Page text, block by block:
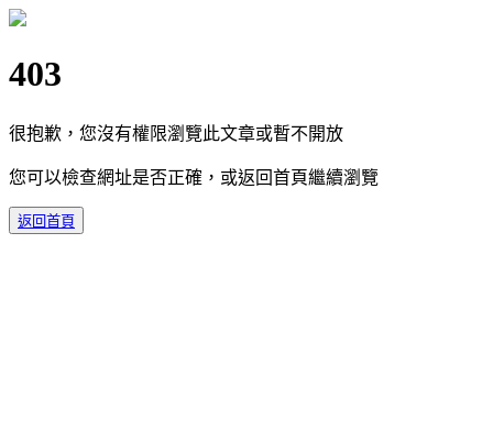
403
很抱歉，您沒有權限瀏覽此文章或暫不開放
您可以檢查網址是否正確，或返回首頁繼續瀏覽
返回首頁